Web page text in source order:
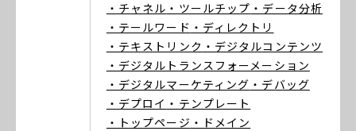
・チャネル ・ツールチップ ・データ分析
・テールワード ・ディレクトリ
・テキストリンク ・デジタルコンテンツ
・デジタルトランスフォーメーション
・デジタルマーケティング ・デバッグ
・デプロイ ・テンプレート
・トップページ ・ドメイン